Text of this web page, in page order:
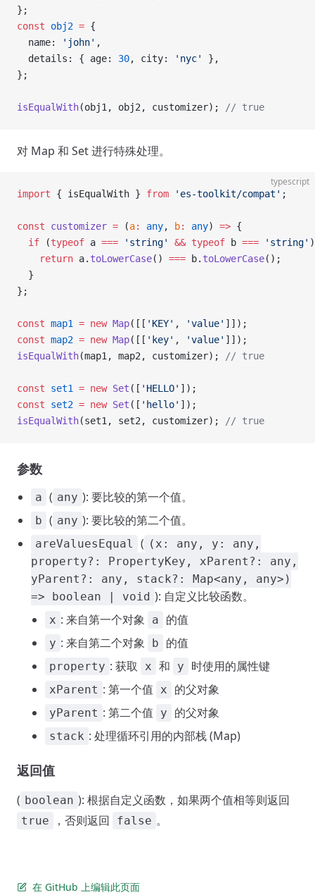
};
const obj2 = {
  name:
'john' ,
  details: { age:
30, city: 'nyc'
},
};
isEqualWith(obj1, obj2, customizer); // true
对 Map 和 Set 进行特殊处理。
typescript
import { isEqualWith } from 'es-toolkit/compat' ;
const customizer = (a: any, b: any) => {
  if
(typeof a === 'string' && typeof b === 'string'
    return
a. toLowerCase() === b. toLowerCase();
  }
};
const map1 = new Map([[ 'KEY' , 'value' ]]);
const map2 = new Map([[ 'key' , 'value' ]]);
isEqualWith(map1, map2, customizer); // true
const set1 = new Set ([ 'HELLO' ]);
const set2 = new Set ([ 'hello' ]);
isEqualWith(set1, set2, customizer); // true
参数
a ( any ): 要比较的第一个值。
b ( any ): 要比较的第二个值。
areValuesEqual ( (x: any, y: any,
property?: PropertyKey, xParent?: any,
yParent?: any, stack?: Map<any, any>)
=> boolean | void ): 自定义比较函数。
x : 来自第一个对象 a 的值
y : 来自第二个对象 b 的值
property : 获取 x 和 y 时使用的属性键
xParent : 第一个值 x 的父对象
yParent : 第二个值 y 的父对象
stack : 处理循环引用的内部栈 (Map)
返回值
( boolean ): 根据自定义函数，如果两个值相等则返回
true ，否则返回 false 。
在 GitHub 上编辑此页面